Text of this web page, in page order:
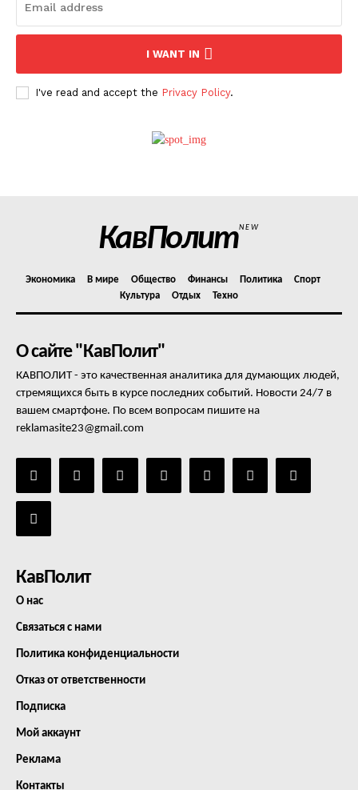
Контакты
I WANT IN
I've read and accept the Privacy Policy.
КавПолитNEW
Экономика В мире Общество Финансы Политика
Спорт
Культура
Отдых Техно
О сайте "КавПолит"
КАВПОЛИТ - это качественная аналитика для думающих людей,
стремящихся быть в курсе последних событий. Новости 24/7 в
вашем смартфоне. По всем вопросам пишите на
reklamasite23@gmail.com
КавПолит
О нас
Связаться с нами
Политика конфиденциальности
Отказ от ответственности
Подписка
Мой аккаунт
Реклама
Контакты